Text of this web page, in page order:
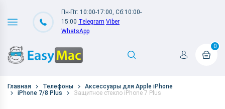
Пн-Пт: 10:00-17:00, Сб:10:00-
15:00 Telegram Viber
WhatsApp
0
Главная Телефоны
Аксессуары для Apple iPhone
iPhone 7/8 Plus
Защитное стекло iPhone 7 Plus